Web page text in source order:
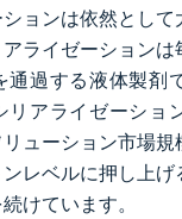
ョンは依然とし
ライゼーション
通過する液体製剤
リアライゼーショ
リューション市場
レベルに押し上
けています。